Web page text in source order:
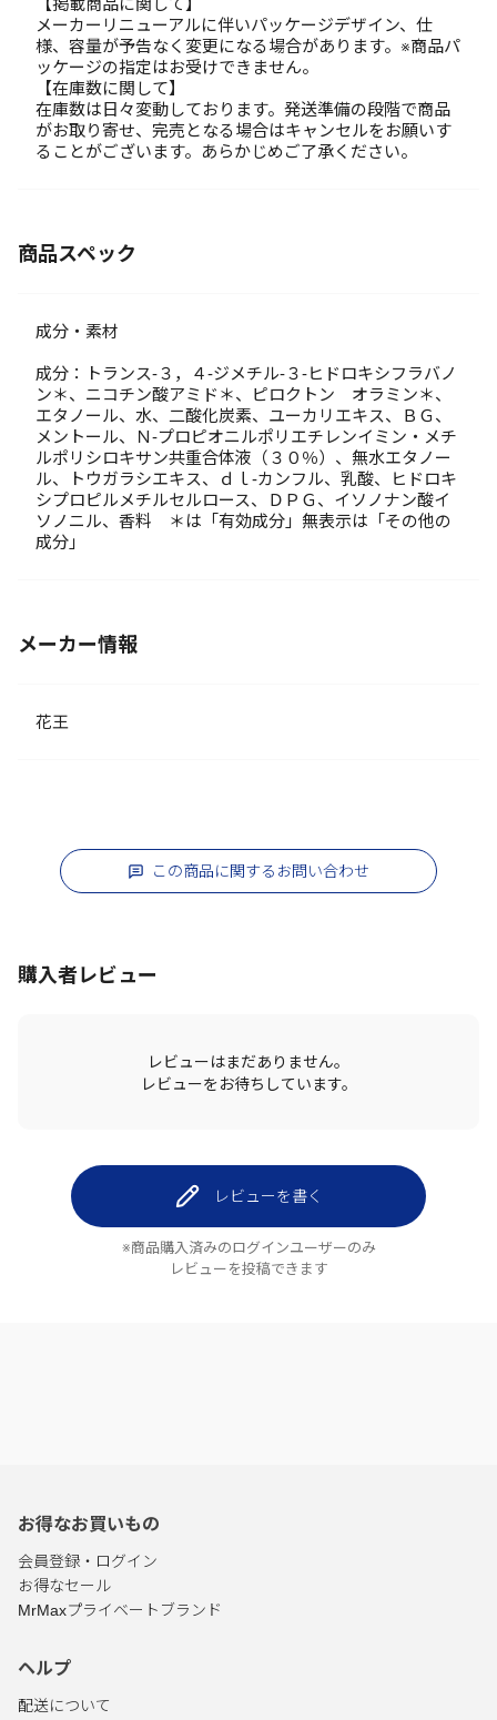
【掲載商品に関して】
メーカーリニューアルに伴いパッケージデザイン、仕
様、容量が予告なく変更になる場合があります。※商品パ
ッケージの指定はお受けできません。
【在庫数に関して】
在庫数は日々変動しております。発送準備の段階で商品
がお取り寄せ、完売となる場合はキャンセルをお願いす
ることがございます。あらかじめご了承ください。
商品スペック
成分・素材
成分：トランス-３，４-ジメチル-３-ヒドロキシフラバノ
ン＊、ニコチン酸アミド＊、ピロクトン オラミン＊、
エタノール、水、二酸化炭素、ユーカリエキス、ＢＧ、
メントール、Ｎ-プロピオニルポリエチレンイミン・メチ
ルポリシロキサン共重合体液（３０％）、無水エタノー
ル、トウガラシエキス、ｄｌ-カンフル、乳酸、ヒドロキ
シプロピルメチルセルロース、ＤＰＧ、イソノナン酸イ
ソノニル、香料 ＊は「有効成分」無表示は「その他の
成分」
メーカー情報
花王
この商品に関するお問い合わせ
購入者レビュー
レビューはまだありません。
レビューをお待ちしています。
レビューを書く
※商品購入済みのログインユーザーのみ
レビューを投稿できます
お得なお買いもの
会員登録・ログイン
お得なセール
MrMaxプライベートブランド
ヘルプ
配送について